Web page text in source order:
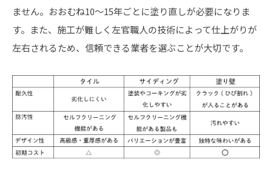
ません。おおむね10〜15年ごとに塗り直しが必要になりま
す。また、施工が難しく左官職人の技術によって仕上がりが
左右されるため、信頼できる業者を選ぶことが大切です。